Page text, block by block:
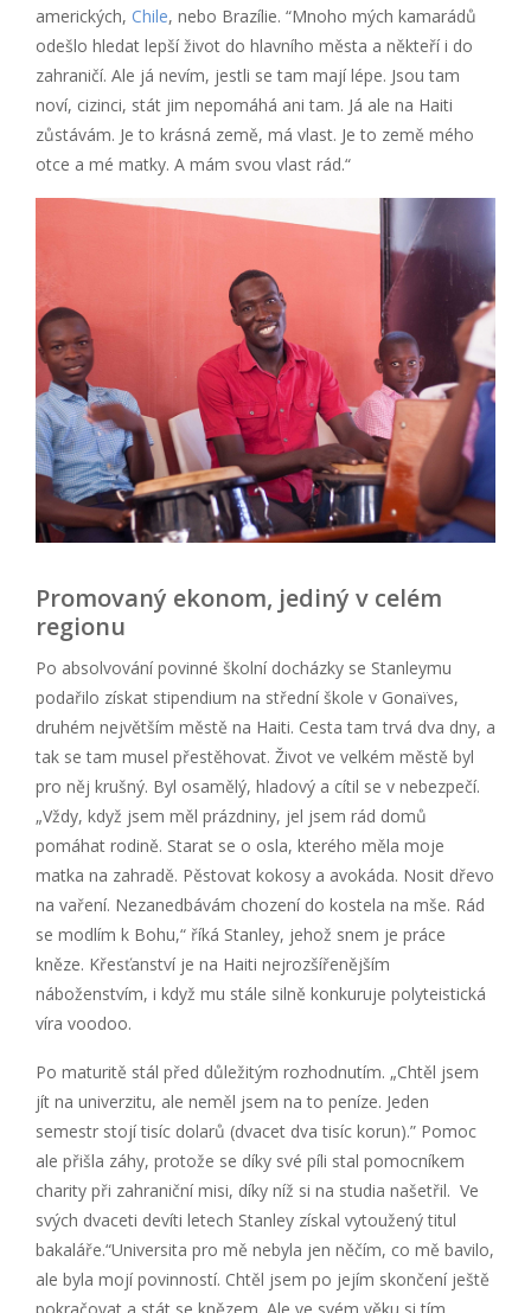
amerických, Chile, nebo Brazílie. “Mnoho mých kamarádů
odešlo hledat lepší život do hlavního města a někteří i do
zahraničí. Ale já nevím, jestli se tam mají lépe. Jsou tam
noví, cizinci, stát jim nepomáhá ani tam. Já ale na Haiti
zůstávám. Je to krásná země, má vlast. Je to země mého
otce a mé matky. A mám svou vlast rád.“
Promovaný ekonom, jediný v celém
regionu
Po absolvování povinné školní docházky se Stanleymu
podařilo získat stipendium na střední škole v Gonaïves,
druhém největším městě na Haiti. Cesta tam trvá dva dny, a
tak se tam musel přestěhovat. Život ve velkém městě byl
pro něj krušný. Byl osamělý, hladový a cítil se v nebezpečí.
„Vždy, když jsem měl prázdniny, jel jsem rád domů
pomáhat rodině. Starat se o osla, kterého měla moje
matka na zahradě. Pěstovat kokosy a avokáda. Nosit dřevo
na vaření. Nezanedbávám chození do kostela na mše. Rád
se modlím k Bohu,“ říká Stanley, jehož snem je práce
kněze. Křesťanství je na Haiti nejrozšířenějším
náboženstvím, i když mu stále silně konkuruje polyteistická
víra voodoo.
Po maturitě stál před důležitým rozhodnutím. „Chtěl jsem
jít na univerzitu, ale neměl jsem na to peníze. Jeden
semestr stojí tisíc dolarů (dvacet dva tisíc korun).” Pomoc
ale přišla záhy, protože se díky své píli stal pomocníkem
charity při zahraniční misi, díky níž si na studia našetřil. Ve
svých dvaceti devíti letech Stanley získal vytoužený titul
bakaláře.“Universita pro mě nebyla jen něčím, co mě bavilo,
ale byla mojí povinností. Chtěl jsem po jejím skončení ještě